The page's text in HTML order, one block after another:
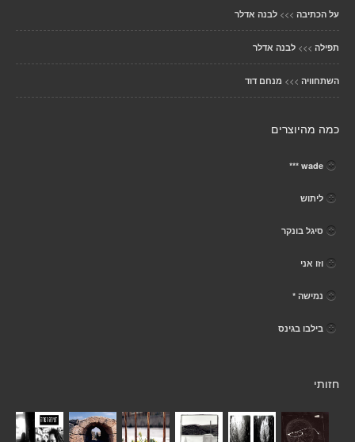
על הכתיבה >>> לבנה אדלר
תפילה >>> לבנה אדלר
השתחוויה >>> מנחם דוד
כמה מהיוצרים
wade ***
ליתוש
סיגל בונקר
וזו אני
נמישה *
בילבו בגינס
חזותי